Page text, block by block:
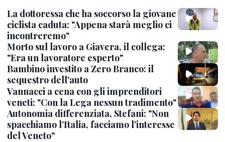
La dottoressa che ha soccorso la giovane
ciclista caduta: "Appena starà meglio ci
incontreremo"
Morto sul lavoro a Giavera, il collega:
"Era un lavoratore esperto"
Bambino investito a Zero Branco: il
sequestro dell'auto
Vannacci a cena con gli imprenditori
veneti: "Con la Lega nessun tradimento"
Autonomia differenziata, Stefani: "Non
spacchiamo l’Italia, facciamo l’interesse
del Veneto"